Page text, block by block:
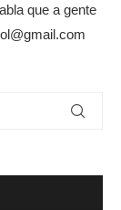
que a gente